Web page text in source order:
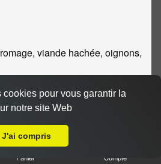
viande hachée, oignons,
Panier Compte
pour vous garantir la
notre site Web
J'ai compris